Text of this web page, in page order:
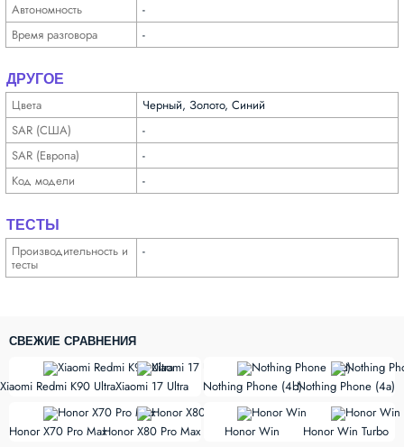
Автоно­мность
-
Время разговора
-
ДРУГОЕ
Цвета
Черный, Золото, Синий
SAR (США)
-
SAR (Европа)
-
Код модели
-
ТЕСТЫ
Производи­тельность и
тесты
-
СВЕЖИЕ СРАВНЕНИЯ
Xiaomi Redmi K90 Ultra
vs
Xiaomi 17 Ultra
Nothing Phone (4b)
vs
Nothing Phone (4a)
Honor X70 Pro Max
vs
Honor X80 Pro Max
Honor Win
vs
Honor Win Turbo